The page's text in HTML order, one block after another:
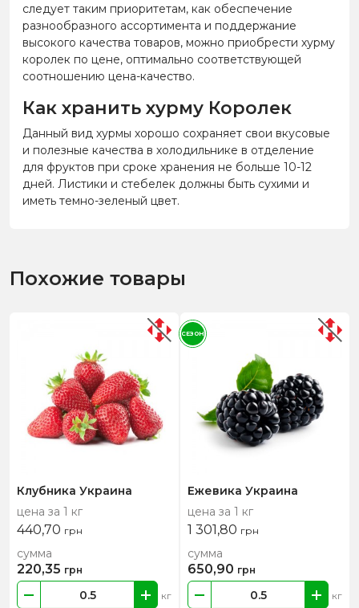
следует таким приоритетам, как обеспечение
разнообразного ассортимента и поддержание
высокого качества товаров, можно приобрести хурму
королек по цене, оптимально соответствующей
соотношению цена-качество.
Как хранить хурму Королек
Данный вид хурмы хорошо сохраняет свои вкусовые
и полезные качества в холодильнике в отделение
для фруктов при сроке хранения не больше 10-12
дней. Листики и стебелек должны быть сухими и
иметь темно-зеленый цвет.
Похожие товары
Клубника Украина
цена за 1 кг
440,70 грн
кг
сумма
220,35 грн
Ежевика Украина
цена за 1 кг
1 301,80 грн
кг
сумма
650,90 грн
СЕЗОН